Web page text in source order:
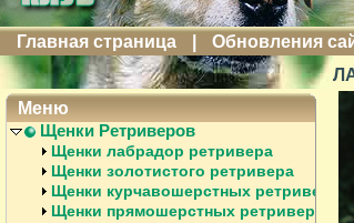
Главная страница Обновления
Меню
Щенки Ретриверов
Щенки лабрадор ретривера
Щенки золотистого ретривера
Щенки курчавошерстных ретриверов
Щенки прямошерстных ретриверов